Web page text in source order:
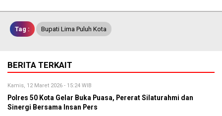
Tag : Bupati Lima Puluh Kota
BERITA TERKAIT
Kamis, 12 Maret 2026 - 15:24 WIB
Polres 50 Kota Gelar Buka Puasa, Pererat Silaturahmi dan
Sinergi Bersama Insan Pers